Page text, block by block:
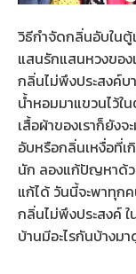
วิธีกําจัดกลิ่นอับในตู้
แสนรักแสนหวงของ
กลิ่นไม่พึงประสงค์
น้ำหอมมาแขวนไว้ใ
เสื้อผ้าของเราก็ยัง
อับหรือกลิ่นเหงื่อที่เ
นัก ลองแก้ปัญหาด้ว
แก้ได้ วันนี้จะพาทุก
กลิ่นไม่พึงประสงค์
บ้านมีอะไรกันบ้างม